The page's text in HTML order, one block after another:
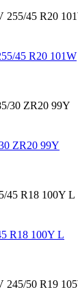
45 R20 101W
ZR20 99Y
R18 100Y L